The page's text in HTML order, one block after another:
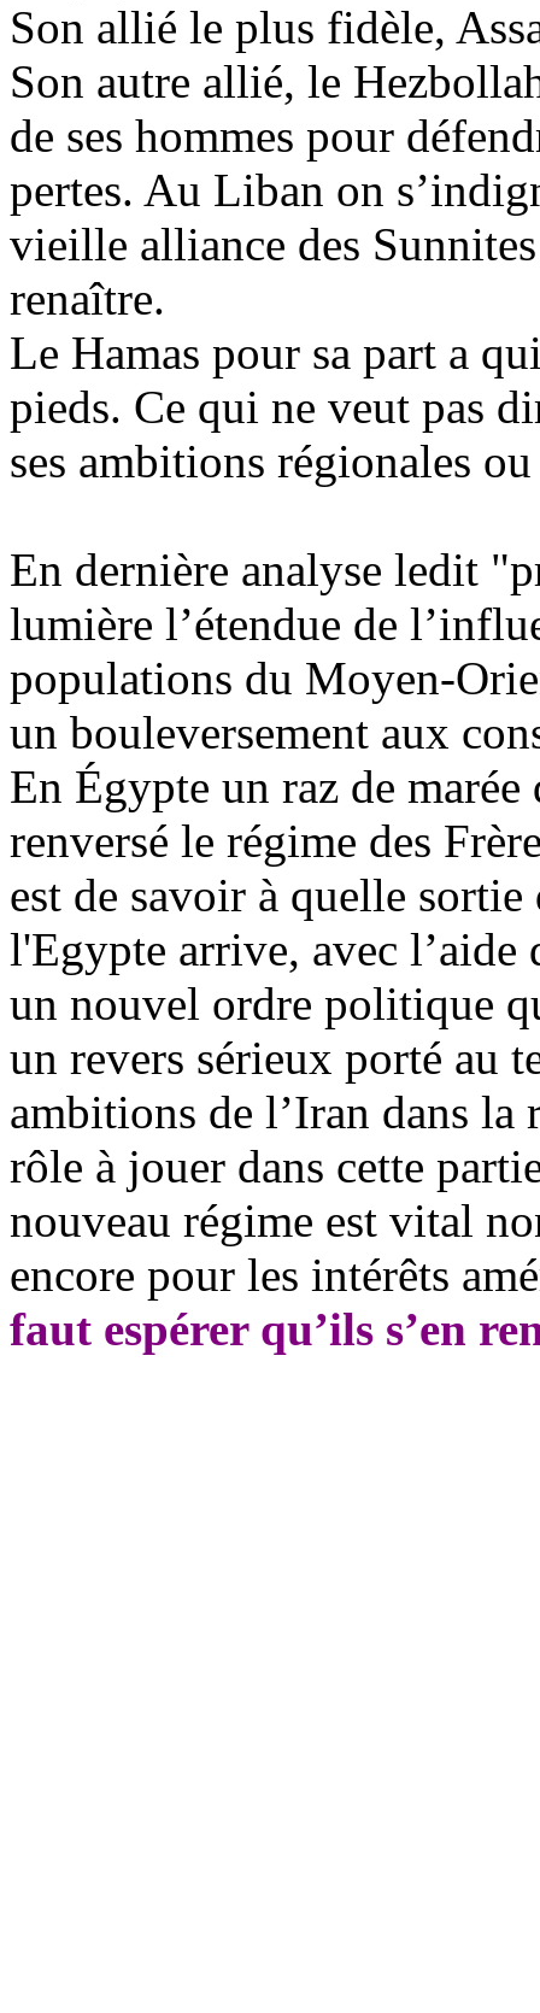
Son allié le plus fidèle,
Son autre allié, le
de ses hommes pour
pertes. Au Liban on
vieille alliance des
renaître.
Le Hamas pour sa part a
pieds. Ce qui ne veut pas
ses ambitions régionales
En dernière analyse ledit
lumière l’étendue de
populations du Moyen-
un bouleversement aux
En Égypte un raz de
renversé le régime des
est de savoir à quelle
l'Egypte arrive, avec l’aide
un nouvel ordre politique
un revers sérieux porté au
ambitions de l’Iran dans
rôle à jouer dans cette
nouveau régime est vital
encore pour les intérêts
faut espérer qu’ils s’en